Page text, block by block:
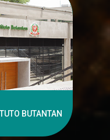
BUTANTAN